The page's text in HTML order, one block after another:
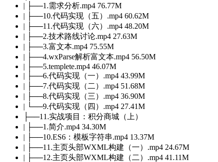
| ├──1.需求分析.mp4 76.77M
| ├──10.代码实现（五）.mp4 60.62M
| ├──11.代码实现（六）.mp4 48.20M
| ├──2.技术路线讨论.mp4 27.63M
| ├──3.富文本.mp4 75.55M
| ├──4.wxParse解析富文本.mp4 56.50M
| ├──5.templete.mp4 46.07M
| ├──6.代码实现（一）.mp4 43.99M
| ├──7.代码实现（二）.mp4 51.68M
| ├──8.代码实现（三）.mp4 36.90M
| └──9.代码实现（四）.mp4 27.41M
├──11.实战项目：积分商城（上）
| ├──1.简介.mp4 34.30M
| ├──10.ES6：模板字符串.mp4 13.37M
| ├──11.主页头部WXML构建（一）.mp4 24.67M
| ├──12.主页头部WXML构建（二）.mp4 41.11M